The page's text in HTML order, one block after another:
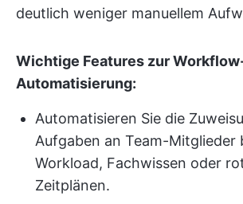
deutlich weniger manuellem
Wichtige Features zur
Automatisierung:
Automatisieren Sie die
Aufgaben an Team-Mitglieder
Workload, Fachwissen oder
Zeitplänen.